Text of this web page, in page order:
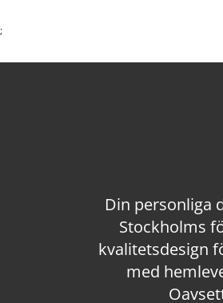
;
Din personliga
Stockholms
kvalitetsdesign
med